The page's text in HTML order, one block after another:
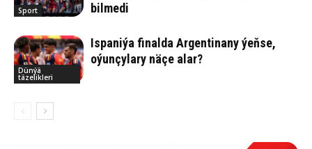
Sport
bilmedi
Dünýä
täzelikleri
Ispaniýa finalda Argentinany ýeňse,
oýunçylary näçe alar?